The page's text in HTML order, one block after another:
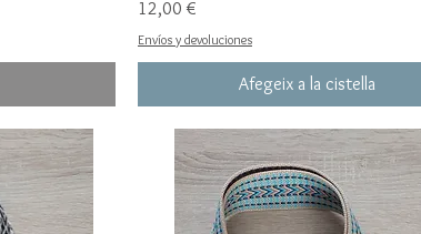
Preu
12,00 €
Envíos y devoluciones
Afegeix a la cistella